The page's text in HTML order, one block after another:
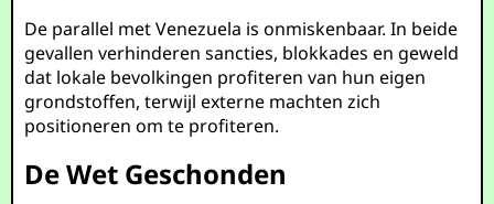
De parallel met Venezuela is onmiskenbaar. In beide
gevallen verhinderen sancties, blokkades en geweld
dat lokale bevolkingen profiteren van hun eigen
grondstoffen, terwijl externe machten zich
positioneren om te profiteren.
De Wet Geschonden